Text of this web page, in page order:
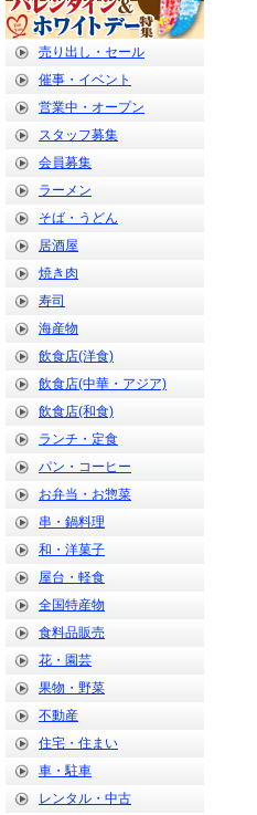
売り出し・セール
催事・イベント
営業中・オープン
スタッフ募集
会員募集
ラーメン
そば・うどん
居酒屋
焼き肉
寿司
海産物
飲食店(洋食)
飲食店(中華・アジア)
飲食店(和食)
ランチ・定食
パン・コーヒー
お弁当・お惣菜
串・鍋料理
和・洋菓子
屋台・軽食
全国特産物
食料品販売
花・園芸
果物・野菜
不動産
住宅・住まい
車・駐車
レンタル・中古